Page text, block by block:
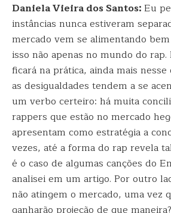
Daniela Vieira dos Santos:Eu
instâncias nunca estiveram
mercado vem se alimentando
isso não apenas no mundo do rap.
ficará na prática, ainda mais
as desigualdades tendem a se
um verbo certeiro: há muita
rappers que estão no mercado
apresentam como estratégia a
vezes, até a forma do rap revela
é o caso de algumas canções do
analisei em um artigo. Por outro
não atingem o mercado, uma vez